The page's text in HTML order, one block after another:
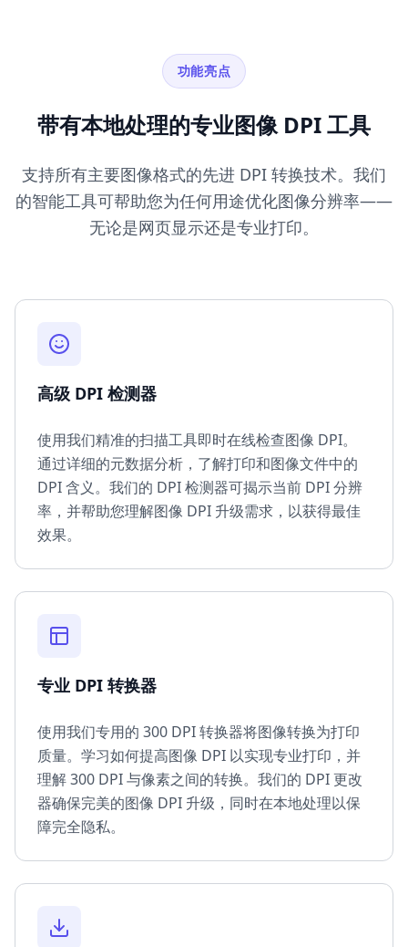
功能亮点
带有本地处理的专业图像 DPI 工具
支持所有主要图像格式的先进 DPI 转换技术。我们
的智能工具可帮助您为任何用途优化图像分辨率——
无论是网页显示还是专业打印。
高级 DPI 检测器
使用我们精准的扫描工具即时在线检查图像 DPI。
通过详细的元数据分析，了解打印和图像文件中的
DPI 含义。我们的 DPI 检测器可揭示当前 DPI 分辨
率，并帮助您理解图像 DPI 升级需求，以获得最佳
效果。
专业 DPI 转换器
使用我们专用的 300 DPI 转换器将图像转换为打印
质量。学习如何提高图像 DPI 以实现专业打印，并
理解 300 DPI 与像素之间的转换。我们的 DPI 更改
器确保完美的图像 DPI 升级，同时在本地处理以保
障完全隐私。